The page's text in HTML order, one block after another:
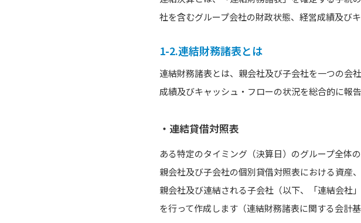
社を含むグループ会社の財政状態、経営成績及び
1-2.連結財務諸表とは
連結財務諸表とは、親会社及び子会社を一つの会
成績及びキャッシュ・フローの状況を総合的に報
・連結貸借対照表
ある特定のタイミング（決算日）のグループ全体
親会社及び子会社の個別貸借対照表における資産
親会社及び連結される子会社（以下、「連結会社
を行って作成します（連結財務諸表に関する会計基